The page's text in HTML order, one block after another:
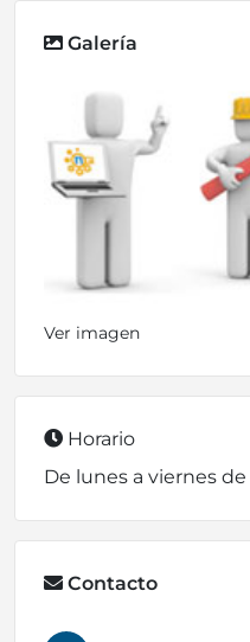
Galería
Ver imagen
Horario
De lunes a viernes de
Contacto